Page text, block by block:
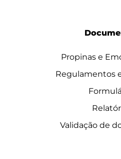
Propinas e
Regulamentos
Validação de